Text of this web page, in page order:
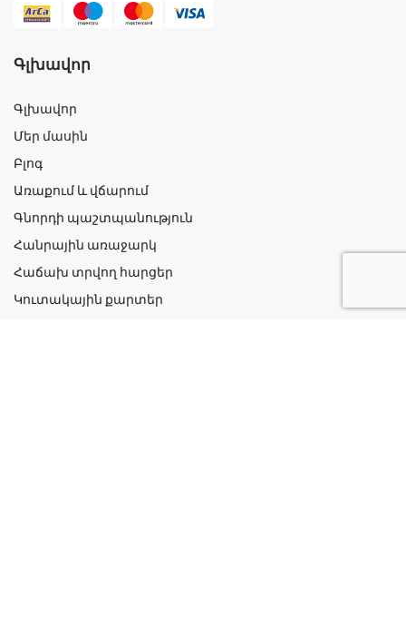
Գլխավոր
Գլխավոր
Մեր մասին
Բլոգ
Առաքում և վճարում
Գնորդի պաշտպանություն
Հանրային առաջարկ
Հաճախ տրվող հարցեր
Կուտակային քարտեր